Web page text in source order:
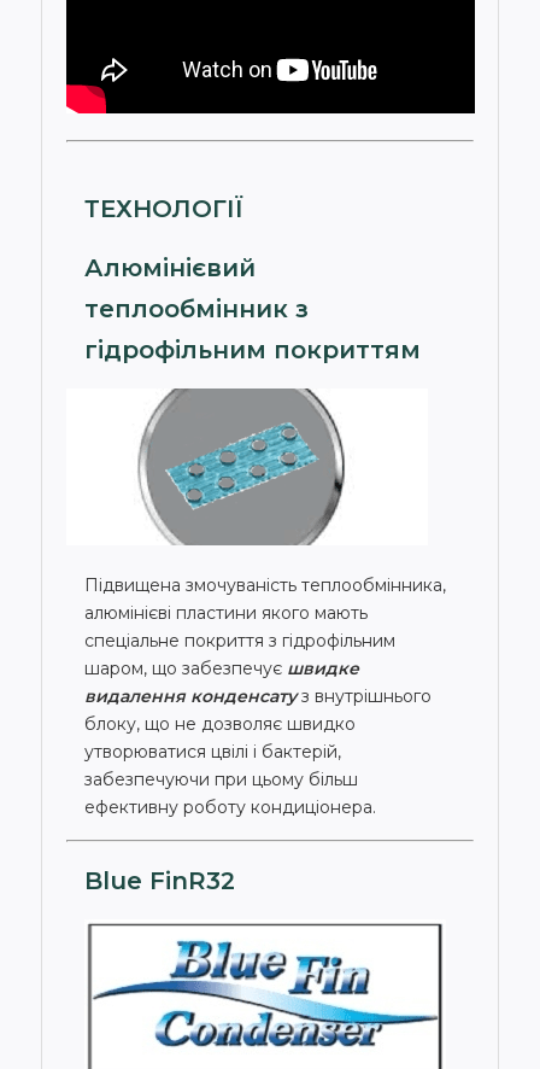
ТЕХНОЛОГІЇ
Алюмінієвий
теплообмінник з
гідрофільним покриттям
Підвищена змочуваність теплообмінника,
алюмінієві пластини якого мають
спеціальне покриття з гідрофільним
шаром, що забезпечуєшвидке
видалення конденсатуз внутрішнього
блоку, що не дозволяє швидко
утворюватися цвілі і бактерій,
забезпечуючи при цьому більш
ефективну роботу кондиціонера.
Blue FinR32